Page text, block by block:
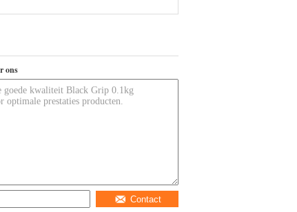
ons
Contact